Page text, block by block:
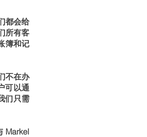
都会给
所有客
簿和记
不在办
可以通
们只需
Markel